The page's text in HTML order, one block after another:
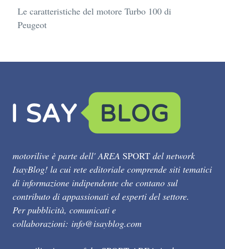
Le caratteristiche del motore Turbo 100 di
Peugeot
motorilive è parte dell' AREA SPORT del network
IsayBlog! la cui rete editoriale comprende siti tematici
di informazione indipendente che contano sul
contributo di appassionati ed esperti del settore.
Per pubblicità, comunicati e
collaborazioni: info@isayblog.com